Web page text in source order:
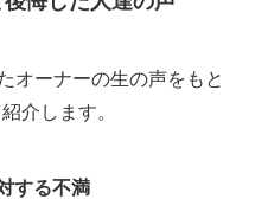
オーナーの生の声をもと
介します。
する不満